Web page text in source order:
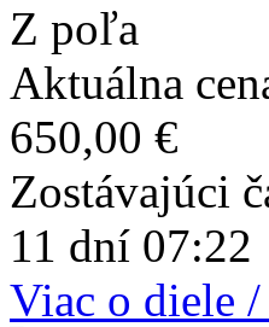
Z poľa
Aktuálna
650,00 €
Zostávajúci
11 dní 07:22
Viac o diele